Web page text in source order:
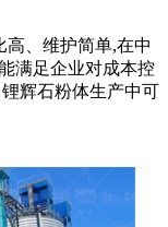
高、维护简单,在中
满足企业对成本控
辉石粉体生产中可